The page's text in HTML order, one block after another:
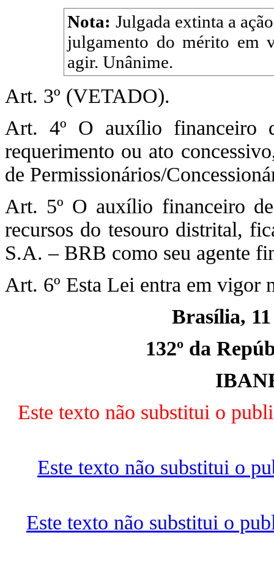
Nota: Julgada extinta a
julgamento do mérito em
agir. Unânime.
Art. 3º (VETADO).
Art. 4º O auxílio financeiro
requerimento ou ato
de Permissionários/
Art. 5º O auxílio financeiro
recursos do tesouro distrital,
S.A. – BRB como seu agente
Art. 6º Esta Lei entra em vigor
Brasília,
132º da
Este texto não substitui o
Este texto não substitui o
Este texto não substitui o